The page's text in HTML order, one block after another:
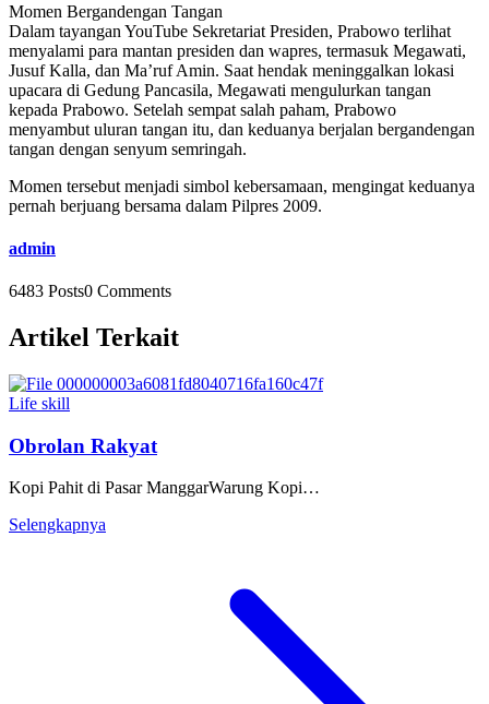
Momen Bergandengan Tangan
Dalam tayangan YouTube Sekretariat Presiden, Prabowo terlihat
menyalami para mantan presiden dan wapres, termasuk Megawati,
Jusuf Kalla, dan Ma’ruf Amin. Saat hendak meninggalkan lokasi
upacara di Gedung Pancasila, Megawati mengulurkan tangan
kepada Prabowo. Setelah sempat salah paham, Prabowo
menyambut uluran tangan itu, dan keduanya berjalan bergandengan
tangan dengan senyum semringah.
Momen tersebut menjadi simbol kebersamaan, mengingat keduanya
pernah berjuang bersama dalam Pilpres 2009.
admin
6483 Posts0 Comments
Artikel Terkait
Life skill
Obrolan Rakyat
Kopi Pahit di Pasar ManggarWarung Kopi…
Selengkapnya